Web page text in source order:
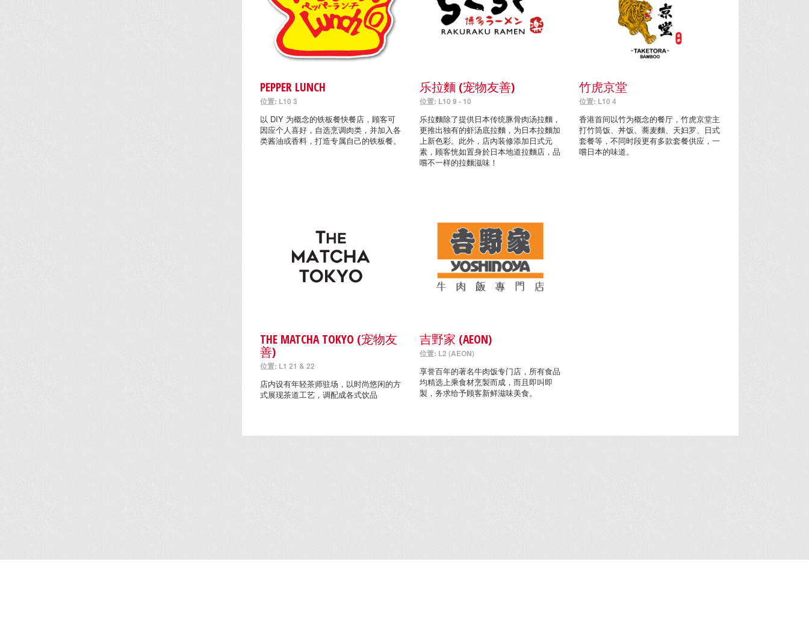
PEPPER LUNCH
位置: L10 3
以 DIY 为概念的铁板餐快餐店，顾客可
因应个人喜好，自选烹调肉类，并加入各
类酱油或香料，打造专属自己的铁板餐。
乐拉麵 (宠物友善)
位置: L10 9 - 10
乐拉麵除了提供日本传统豚骨肉汤拉麵，
更推出独有的虾汤底拉麵，为日本拉麵加
上新色彩。此外，店內装修添加日式元
素，顾客恍如置身於日本地道拉麵店，品
嚐不一样的拉麵滋味！
竹虎京堂
位置: L10 4
香港首间以竹为概念的餐厅，竹虎京堂主
打竹筒饭、丼饭、蕎麦麵、天妇罗、日式
套餐等，不同时段更有多款套餐供应，一
嚐日本的味道。
THE MATCHA TOKYO (宠物友
善)
位置: L1 21 & 22
店内设有年轻茶师驻场，以时尚悠闲的方
式展现茶道工艺，调配成各式饮品
吉野家 (AEON)
位置: L2 (AEON)
享誉百年的著名牛肉饭专门店，所有食品
均精选上乘食材烹製而成，而且即叫即
製，务求给予顾客新鲜滋味美食。